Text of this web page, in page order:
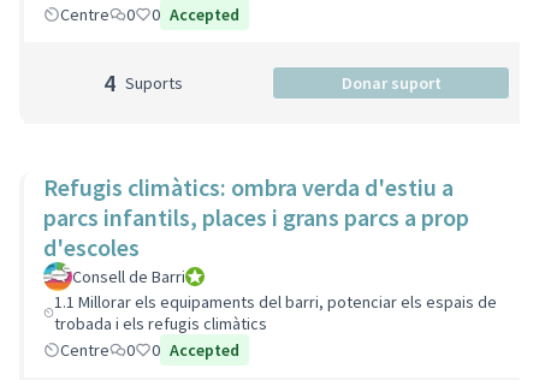
Centre
0 0 Accepted
4 Suports Donar suport
Refugis climàtics: ombra verda d'estiu a
parcs infantils, places i grans parcs a prop
d'escoles
Consell de BarriConsell de Barri
1.1 Millorar els equipaments del barri, potenciar els espais de
trobada i els refugis climàtics
Centre
0 0 Accepted